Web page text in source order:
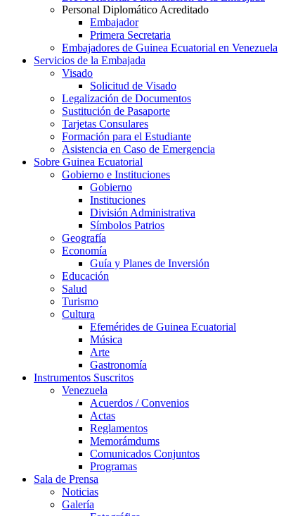
Personal Diplomático Acreditado
Embajador
Primera Secretaria
Embajadores de Guinea Ecuatorial en Venezuela
Servicios de la Embajada
Visado
Solicitud de Visado
Legalización de Documentos
Sustitución de Pasaporte
Tarjetas Consulares
Formación para el Estudiante
Asistencia en Caso de Emergencia
Sobre Guinea Ecuatorial
Gobierno e Instituciones
Gobierno
Instituciones
División Administrativa
Símbolos Patrios
Geografía
Economía
Guía y Planes de Inversión
Educación
Salud
Turismo
Cultura
Efemérides de Guinea Ecuatorial
Música
Arte
Gastronomía
Instrumentos Suscritos
Venezuela
Acuerdos / Convenios
Actas
Reglamentos
Memorámdums
Comunicados Conjuntos
Programas
Sala de Prensa
Noticias
Galería